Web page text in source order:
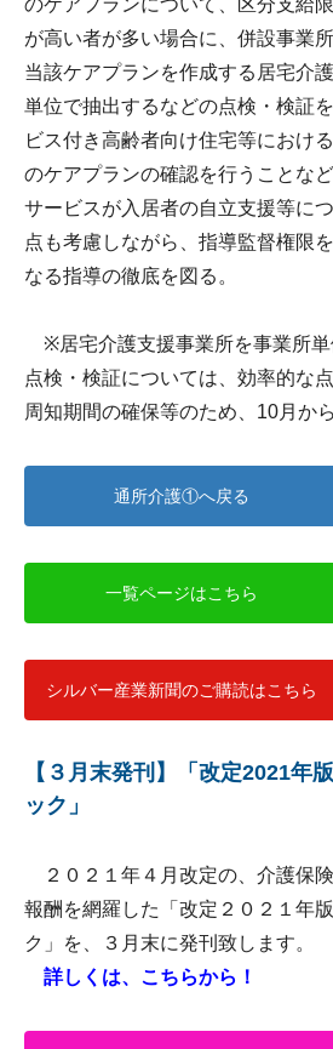
が高い者が多い場合に、併設事業
当該ケアプランを作成する居宅介
単位で抽出するなどの点検・検証
ビス付き高齢者向け住宅等におけ
のケアプランの確認を行うことな
サービスが入居者の自立支援等に
点も考慮しながら、指導監督権限
なる指導の徹底を図る。
※居宅介護支援事業所を事業所単
点検・検証については、効率的な
周知期間の確保等のため、10月か
通所介護①へ戻る
一覧ページはこちら
シルバー産業新聞のご購読はこちら
【３月末発刊】「改定2021年
ック」
２０２１年４月改定の、介護保
報酬を網羅した「改定２０２１年
ク」を、３月末に発刊致します。
詳しくは、こちらから！